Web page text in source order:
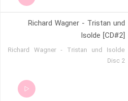
Richard Wagner - Tristan und
Isolde [CD#2]
Richard Wagner - Tristan und Isolde
Disc 2